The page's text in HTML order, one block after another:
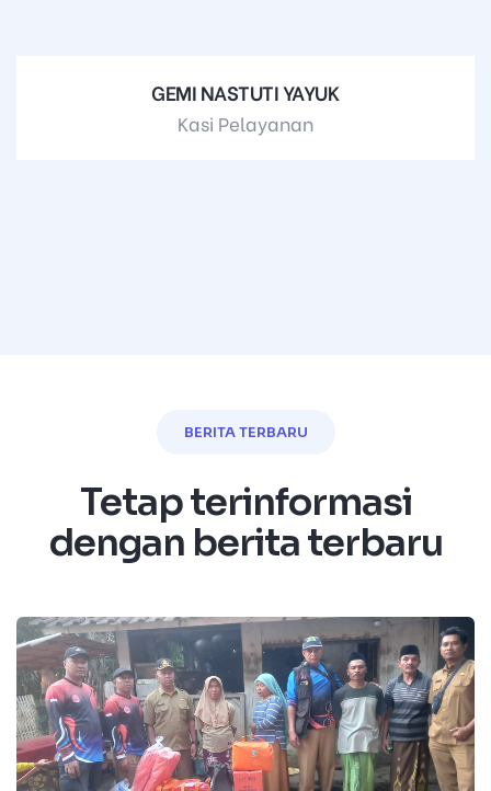
GEMI NASTUTI YAYUK
Kasi Pelayanan
BERITA TERBARU
Tetap terinformasi
dengan berita terbaru